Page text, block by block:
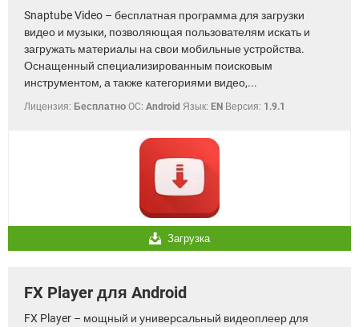
Snaptube Video – бесплатная программа для загрузки
видео и музыки, позволяющая пользователям искать и
загружать материалы на свои мобильные устройства.
Оснащенный специализированным поисковым
инструментом, а также категориями видео,...
Лицензия: Бесплатно OC: Android Язык: EN Версия: 1.9.1
Загрузка
FX Player для Android
FX Player – мощный и универсальный видеоплеер для